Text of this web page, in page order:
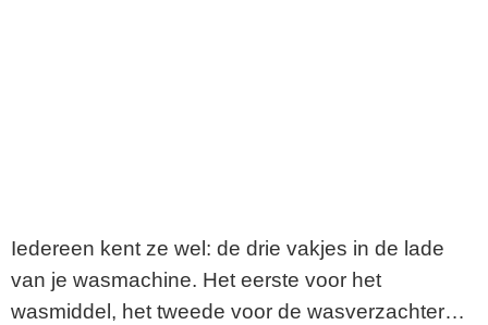
Iedereen kent ze wel: de drie vakjes in de lade
van je wasmachine. Het eerste voor het
wasmiddel, het tweede voor de wasverzachter…